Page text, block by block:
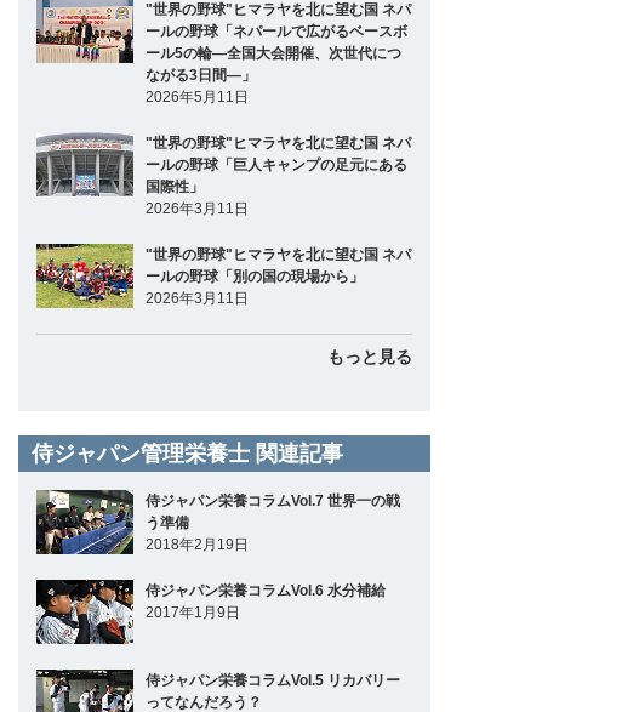
"世界の野球"ヒマラヤを北に望む国 ネパ
ールの野球「ネパールで広がるベースボ
ール5の輪―全国大会開催、次世代につ
ながる3日間―」
2026年5月11日
"世界の野球"ヒマラヤを北に望む国 ネパ
ールの野球「巨人キャンプの足元にある
国際性」
2026年3月11日
"世界の野球"ヒマラヤを北に望む国 ネパ
ールの野球「別の国の現場から」
2026年3月11日
もっと見る
侍ジャパン管理栄養士 関連記事
侍ジャパン栄養コラムVol.7 世界一の戦
う準備
2018年2月19日
侍ジャパン栄養コラムVol.6 水分補給
2017年1月9日
侍ジャパン栄養コラムVol.5 リカバリー
ってなんだろう？